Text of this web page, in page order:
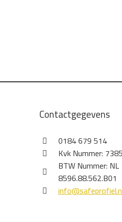
Contactgegevens
0184 679 514
Kvk Nummer:
BTW Nummer: NL
8596.88.562.B01